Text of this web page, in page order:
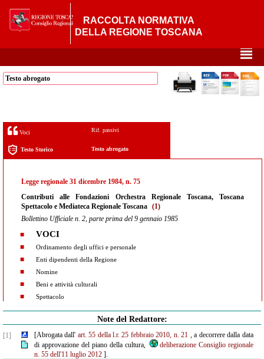
RACCOLTA NORMATIVA
DELLA REGIONE TOSCANA
²
Testo abrogato
Voci Rif. passivi
Testo Storico Testo abrogato
Legge regionale 31 dicembre 1984, n. 75
Contributi alle Fondazioni Orchestra Regionale Toscana, Toscana
Spettacolo e Mediateca Regionale Toscana (1)
Bollettino Ufficiale n. 2, parte prima del 9 gennaio 1985
VOCI
Ordinamento degli uffici e personale
Enti dipendenti della Regione
Nomine
Beni e attività culturali
Spettacolo
Note del Redattore:
[1] [Abrogata dall' art. 55 della l.r. 25 febbraio 2010, n. 21 , a decorrere dalla data
di approvazione del piano della cultura,
deliberazione Consiglio regionale
n. 55 dell'11 luglio 2012].